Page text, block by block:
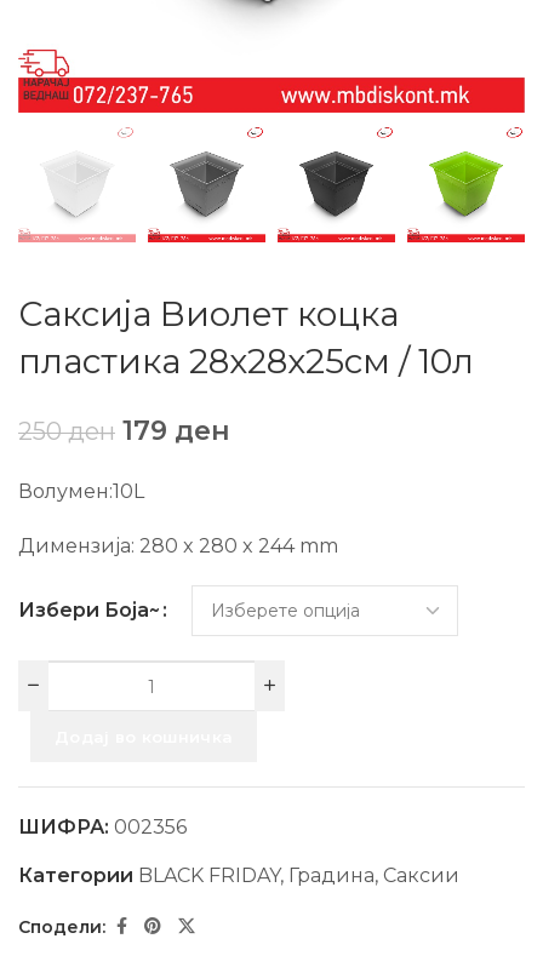
Саксија Виолет коцка
пластика 28х28х25см / 10л
250ден 179 ден
Волумен:10L
Димензија: 280 x 280 x 244 mm
Избери Боја~
ШИФРА: 002356
Категории BLACK FRIDAY, Градина, Саксии